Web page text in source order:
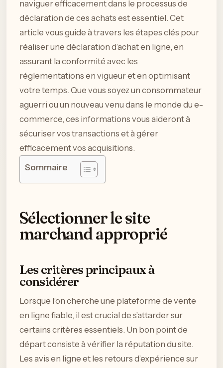
naviguer efficacement dans le processus de
déclaration de ces achats est essentiel. Cet
article vous guide à travers les étapes clés pour
réaliser une déclaration d’achat en ligne, en
assurant la conformité avec les
réglementations en vigueur et en optimisant
votre temps. Que vous soyez un consommateur
aguerri ou un nouveau venu dans le monde du e-
commerce, ces informations vous aideront à
sécuriser vos transactions et à gérer
efficacement vos acquisitions.
Sommaire
Sélectionner le site
marchand approprié
Les critères principaux à
considérer
Lorsque l’on cherche une plateforme de vente
en ligne fiable, il est crucial de s’attarder sur
certains critères essentiels. Un bon point de
départ consiste à vérifier la réputation du site.
Les avis en ligne et les retours d’expérience sur